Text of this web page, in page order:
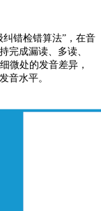
纠错检错算法”，在音
完成漏读、多读、
微处的发音差异，
音水平。